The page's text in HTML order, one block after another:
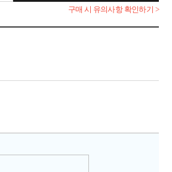
구매 시 유의사항 확인하기 >